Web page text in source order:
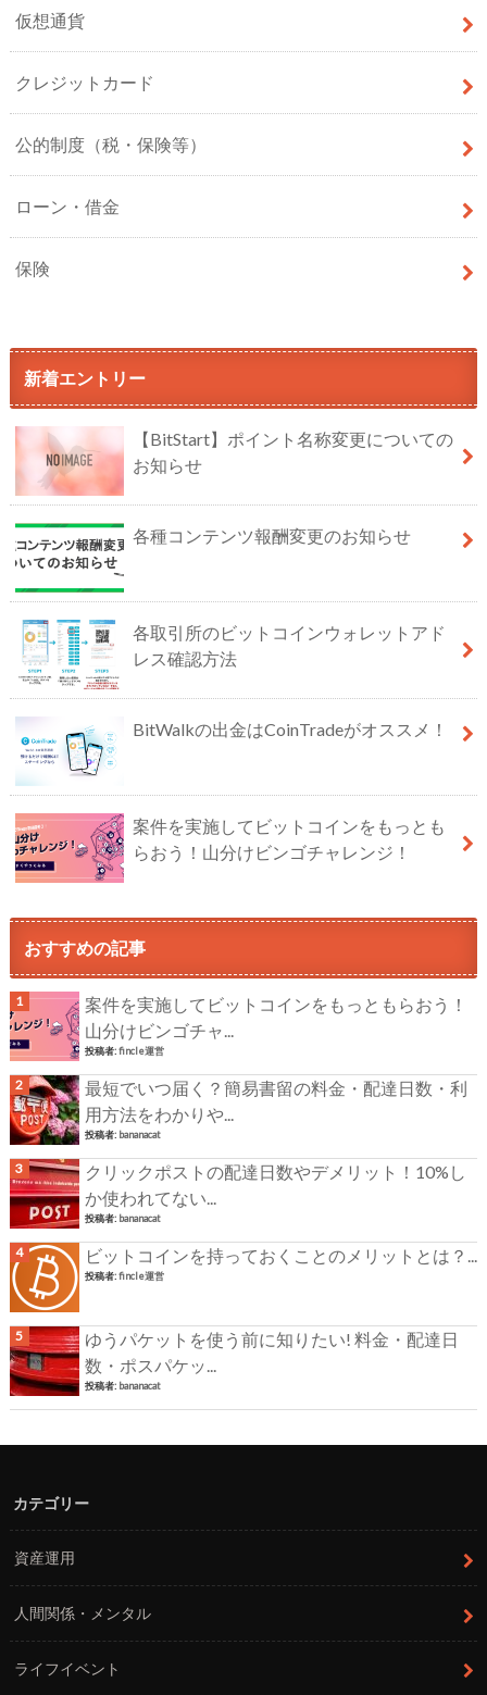
仮想通貨
クレジットカード
公的制度（税・保険等）
ローン・借金
保険
新着エントリー
【BitStart】ポイント名称変更についての
お知らせ
各種コンテンツ報酬変更のお知らせ
各取引所のビットコインウォレットアド
レス確認方法
BitWalkの出金はCoinTradeがオススメ！
案件を実施してビットコインをもっとも
らおう！山分けビンゴチャレンジ！
おすすめの記事
案件を実施してビットコインをもっともらおう！
山分けビンゴチャ...
投稿者:fincle運営
最短でいつ届く？簡易書留の料金・配達日数・利
用方法をわかりや...
投稿者: bananacat
クリックポストの配達日数やデメリット！10%し
か使われてない...
投稿者: bananacat
ビットコインを持っておくことのメリットとは？...
投稿者:fincle運営
ゆうパケットを使う前に知りたい! 料金・配達日
数・ポスパケッ...
投稿者: bananacat
カテゴリー
資産運用
人間関係・メンタル
ライフイベント